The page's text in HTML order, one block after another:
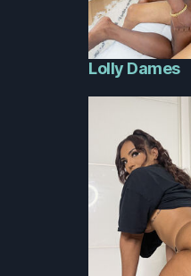
Lolly Dames